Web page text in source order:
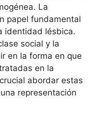
La
papel fundamental
identidad lésbica.
social y la
en la forma en que
en la
abordar estas
representación